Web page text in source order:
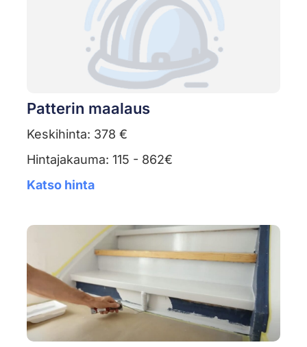
Patterin maalaus
Keskihinta: 378 €
Hintajakauma: 115 - 862€
Katso hinta